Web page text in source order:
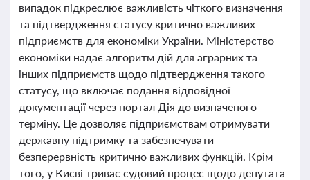
випадок підкреслює важливість чіткого визначення
та підтвердження статусу критично важливих
підприємств для економіки України. Міністерство
економіки надає алгоритм дій для аграрних та
інших підприємств щодо підтвердження такого
статусу, що включає подання відповідної
документації через портал Дія до визначеного
терміну. Це дозволяє підприємствам отримувати
державну підтримку та забезпечувати
безперервність критично важливих функцій. Крім
того, у Києві триває судовий процес щодо депутата